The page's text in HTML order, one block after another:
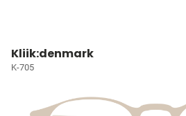
Kliik:denmark
K-705